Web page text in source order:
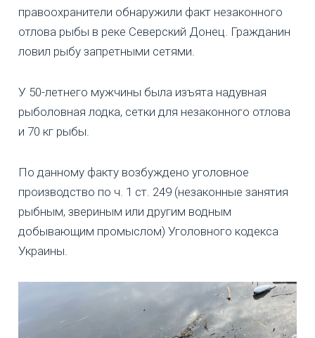
правоохранители обнаружили факт незаконного
отлова рыбы в реке Северский Донец. Гражданин
ловил рыбу запретными сетями.
У 50-летнего мужчины была изъята надувная
рыболовная лодка, сетки для незаконного отлова
и 70 кг рыбы.
По данному факту возбуждено уголовное
производство по ч. 1 ст. 249 (незаконные занятия
рыбным, звериным или другим водным
добывающим промыслом) Уголовного кодекса
Украины.